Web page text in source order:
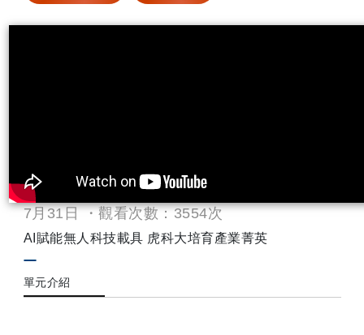
7月31日 ・觀看次數：3554次
AI賦能無人科技載具 虎科大培育產業菁英
單元介紹